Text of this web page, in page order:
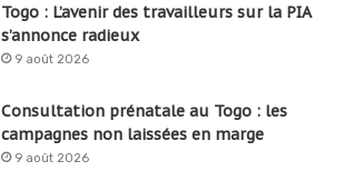
Togo : L’avenir des travailleurs sur la PIA
s’annonce radieux
9 août 2026
Consultation prénatale au Togo : les
campagnes non laissées en marge
9 août 2026